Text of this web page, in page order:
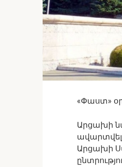
«Փաստ»
Արցախի
Արցախի